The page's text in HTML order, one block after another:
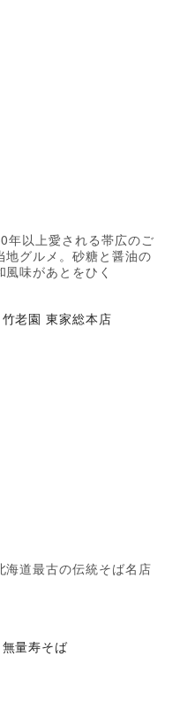
年以上愛される帯広のご
地グルメ。砂糖と醤油の
風味があとをひく
竹老園 東家総本店
海道最古の伝統そば名店
無量寿そば